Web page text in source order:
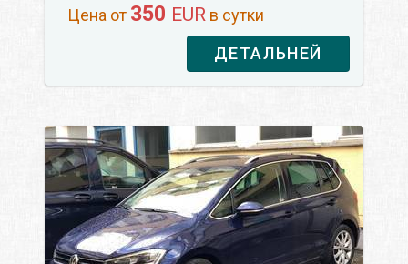
Цена от 350 EUR в сутки
ДЕТАЛЬНЕЙ